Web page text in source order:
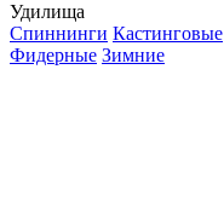
Удилища
Спиннинги Кастинговые
Фидерные Зимние